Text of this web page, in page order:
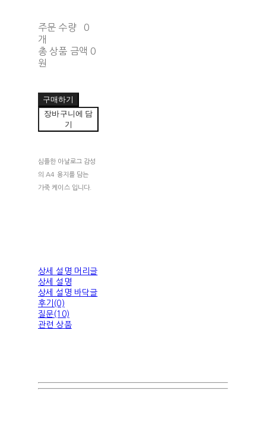
주문 수량
0
개
총 상품 금액 0
원
구매하기
장바구니에 담
기
심플한 아날로그 감성
의 A4 용지를 담는
가죽 케이스 입니다.
상세 설명 머리글
상세 설명
상세 설명 바닥글
후기(0)
질문(10)
관련 상품